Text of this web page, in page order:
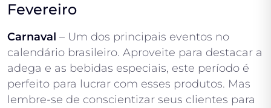
Fevereiro
Carnaval – Um dos principais eventos no
calendário brasileiro. Aproveite para destacar a
adega e as bebidas especiais, este período é
perfeito para lucrar com esses produtos. Mas
lembre-se de conscientizar seus clientes para